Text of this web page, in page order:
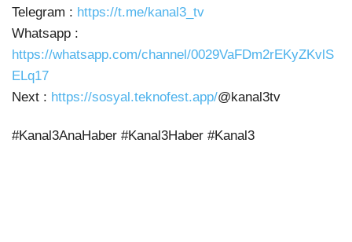
Telegram : https://t.me/kanal3_tv
Whatsapp :
https://whatsapp.com/channel/0029VaFDm2rEKyZKvlS
ELq17
Next : https://sosyal.teknofest.app/@kanal3tv
#Kanal3AnaHaber #Kanal3Haber #Kanal3